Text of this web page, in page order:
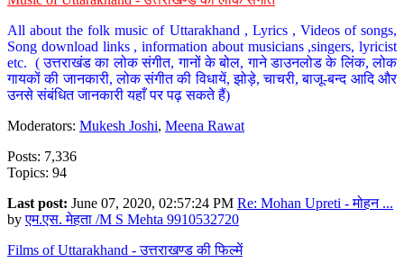
All about the folk music of Uttarakhand , Lyrics , Videos of songs,
Song download links , information about musicians ,singers, lyricist
etc. ( उत्तराखंड का लोक संगीत, गानों के बोल, गाने डाउनलोड के लिंक, लोक
गायकों की जानकारी, लोक संगीत की विधायें, झोड़े, चाचरी, बाजू-बन्द आदि और
उनसे संबंधित जानकारी यहाँ पर पढ़ सकते हैं)
Moderators: Mukesh Joshi, Meena Rawat
Posts: 7,336
Topics: 94
Last post: June 07, 2020, 02:57:24 PM Re: Mohan Upreti - मोहन ...
byएम.एस. मेहता /M S Mehta 9910532720
Films of Uttarakhand - उत्तराखण्ड की फिल्में